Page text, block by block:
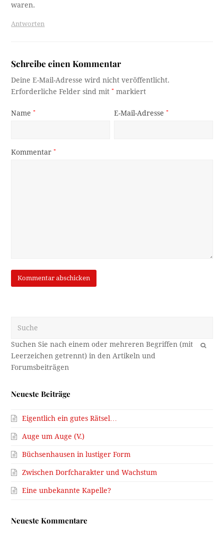
waren.
Antworten
Schreibe einen Kommentar
Deine E-Mail-Adresse wird nicht veröffentlicht.
Erforderliche Felder sind mit* markiert
Name* E-Mail-Adresse*
Kommentar*
OK
Neueste Beiträge
Eigentlich ein gutes Rätsel…
Auge um Auge (V.)
Büchsenhausen in lustiger Form
Zwischen Dorfcharakter und Wachstum
Eine unbekannte Kapelle?
Neueste Kommentare